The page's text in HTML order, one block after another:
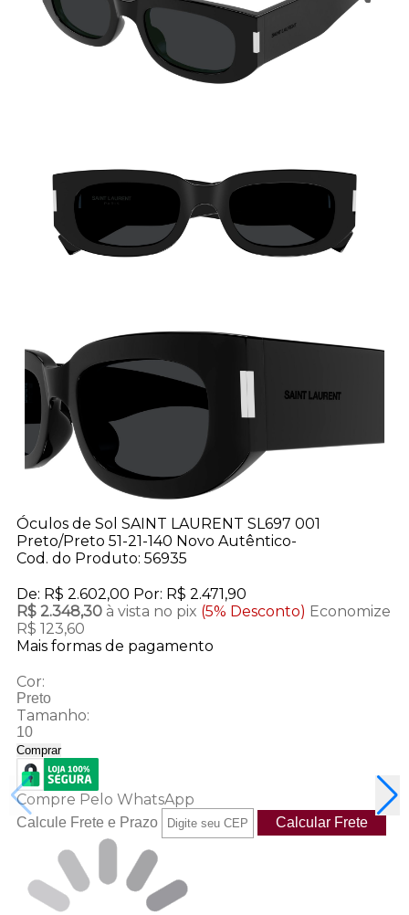
Óculos de Sol SAINT LAURENT SL697 001
Preto/Preto 51-21-140 Novo Autêntico-
Cod. do Produto: 56935
De: R$ 2.602,00 Por: R$ 2.471,90
R$ 2.348,30 à vista no pix (5% Desconto) Economize
R$ 123,60
Mais formas de pagamento
Cor:
Preto
Tamanho:
10
Comprar
Compre Pelo WhatsApp
Calcule Frete e Prazo